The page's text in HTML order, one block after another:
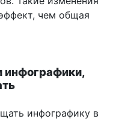
чем общая
инфографики,
инфографику в